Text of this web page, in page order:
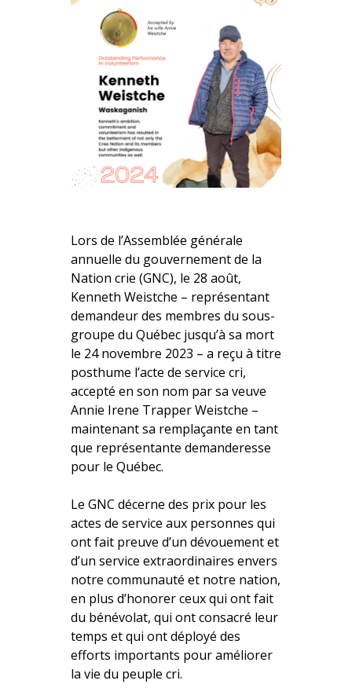
Lors de l’Assemblée générale
annuelle du gouvernement de la
Nation crie (GNC), le 28 août,
Kenneth Weistche – représentant
demandeur des membres du sous-
groupe du Québec jusqu’à sa mort
le 24 novembre 2023 – a reçu à titre
posthume l’acte de service cri,
accepté en son nom par sa veuve
Annie Irene Trapper Weistche –
maintenant sa remplaçante en tant
que représentante demanderesse
pour le Québec.
Le GNC décerne des prix pour les
actes de service aux personnes qui
ont fait preuve d’un dévouement et
d’un service extraordinaires envers
notre communauté et notre nation,
en plus d’honorer ceux qui ont fait
du bénévolat, qui ont consacré leur
temps et qui ont déployé des
efforts importants pour améliorer
la vie du peuple cri.